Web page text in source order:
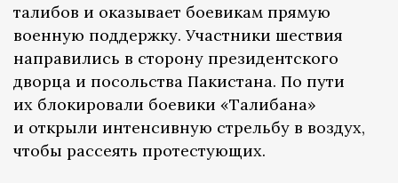
талибов и оказывает боевикам прямую
военную поддержку. Участники шествия
направились в сторону президентского
дворца и посольства Пакистана. По пути
их блокировали боевики «Талибана»
и открыли интенсивную стрельбу в воздух,
чтобы рассеять протестующих.